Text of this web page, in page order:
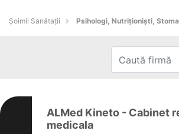
Şoimii Sănătații Psihologi, Nutriționiști,
ALMed Kineto - Cabinet
medicala